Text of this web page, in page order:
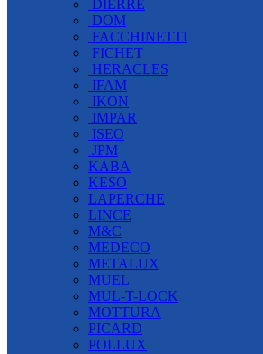
DIERRE
DOM
FACCHINETTI
FICHET
HERACLES
IFAM
IKON
IMPAR
ISEO
JPM
KABA
KESO
LAPERCHE
LINCE
M&C
MEDECO
METALUX
MUEL
MUL-T-LOCK
MOTTURA
PICARD
POLLUX